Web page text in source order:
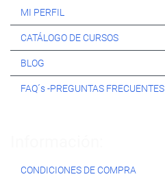
MI PERFIL
CATÁLOGO DE CURSOS
BLOG
FAQ´s -PREGUNTAS FRECUENTES
CONDICIONES DE COMPRA